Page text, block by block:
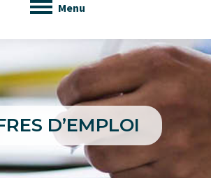
Menu
D’EMPLOI